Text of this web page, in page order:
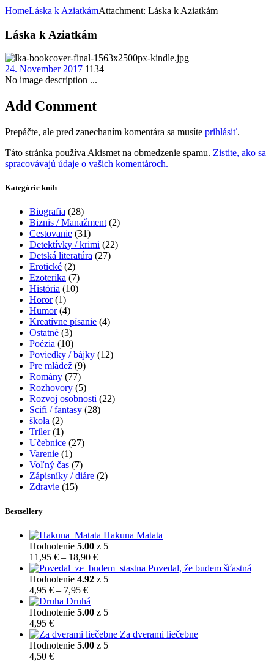
HomeLáska k AziatkámAttachment: Láska k Aziatkám
Láska k Aziatkám
24. November 2017 1134
No image description ...
Add Comment
Prepáčte, ale pred zanechaním komentára sa musíte prihlásiť.
Táto stránka používa Akismet na obmedzenie spamu. Zistite, ako sa
spracovávajú údaje o vašich komentároch.
Kategórie kníh
Biografia (28)
Biznis / Manažment (2)
Cestovanie (31)
Detektívky / krimi (22)
Detská literatúra (27)
Erotické (2)
Ezoterika (7)
História (10)
Horor (1)
Humor (4)
Kreatívne písanie (4)
Ostatné (3)
Poézia (10)
Poviedky / bájky (12)
Pre mládež (9)
Romány (77)
Rozhovory (5)
Rozvoj osobnosti (22)
Scifi / fantasy (28)
škola (2)
Triler (1)
Učebnice (27)
Varenie (1)
Voľný čas (7)
Zápisníky / diáre (2)
Zdravie (15)
Bestsellery
Hakuna Matata
Hodnotenie 5.00 z 5
11,95 € – 18,90 €Price
range:
11,95 €
Povedal, že budem šťastná
Hodnotenie 4.92 z 5
4,95 € – 7,95 €Price
range:
4,95 €
7,95 €
Druhá
Hodnotenie 5.00 z 5
4,95 €
Za dverami liečebne
Hodnotenie 5.00 z 5
4,50 €